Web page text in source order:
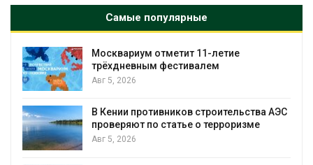
Самые популярные
Москвариум отметит 11-летие
трёхдневным фестивалем
Авг 5, 2026
В Кении противников строительства АЭС
проверяют по статье о терроризме
Авг 5, 2026